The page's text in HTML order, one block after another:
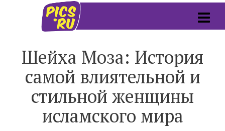
Шейха Моза: История
самой влиятельной и
стильной женщины
исламского мира